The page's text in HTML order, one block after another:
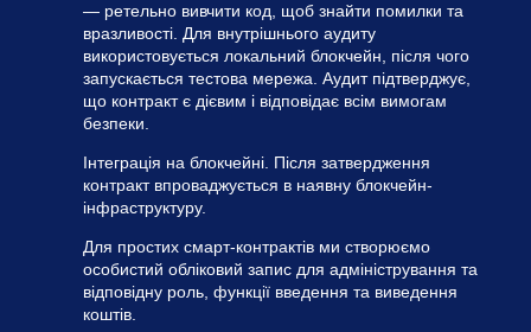
— ретельно вивчити код, щоб знайти помилки та
вразливості. Для внутрішнього аудиту
використовується локальний блокчейн, після чого
запускається тестова мережа. Аудит підтверджує,
що контракт є дієвим і відповідає всім вимогам
безпеки.
Інтеграція на блокчейні. Після затвердження
контракт впроваджується в наявну блокчейн-
інфраструктуру.
Для простих смарт-контрактів ми створюємо
особистий обліковий запис для адміністрування та
відповідну роль, функції введення та виведення
коштів.